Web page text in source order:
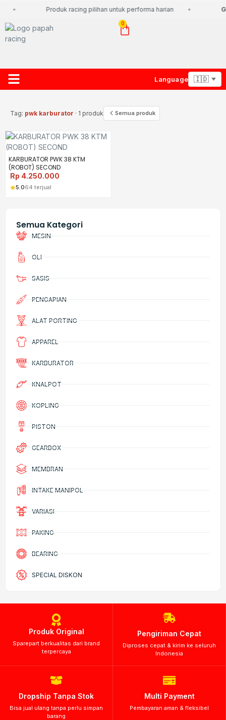
Produk racing pilihan untuk performa harian
0
Language
Semua Kategori
MESIN
OLI
SASIS
PENGAPIAN
ALAT PORTING
APPAREL
KARBURATOR
KNALPOT
KOPLING
PISTON
GEARBOX
MEMBRAN
INTAKE MANIPOL
VARIASI
PAKING
BEARING
SPECIAL DISKON
Tag: pwk karburator · 1 produk Semua produk
KARBURATOR PWK 38 KTM
(ROBOT) SECOND
Rp 4.250.000
5.064 terjual
Produk Original
Sparepart berkualitas dari brand
terpercaya
Pengiriman Cepat
Diproses cepat & kirim ke seluruh
Indonesia
Dropship Tanpa Stok
Bisa jual ulang tanpa perlu simpan
barang
Multi Payment
Pembayaran aman & fleksibel